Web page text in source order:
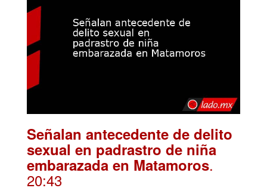
Señalan antecedente de delito
sexual en padrastro de niña
embarazada en Matamoros.
20:43